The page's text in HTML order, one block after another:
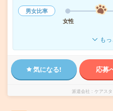
男女比率
女性
も
気になる! 応募
派遣会社 ケアス